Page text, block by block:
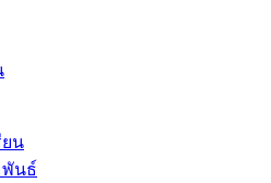
ยน
นธ์